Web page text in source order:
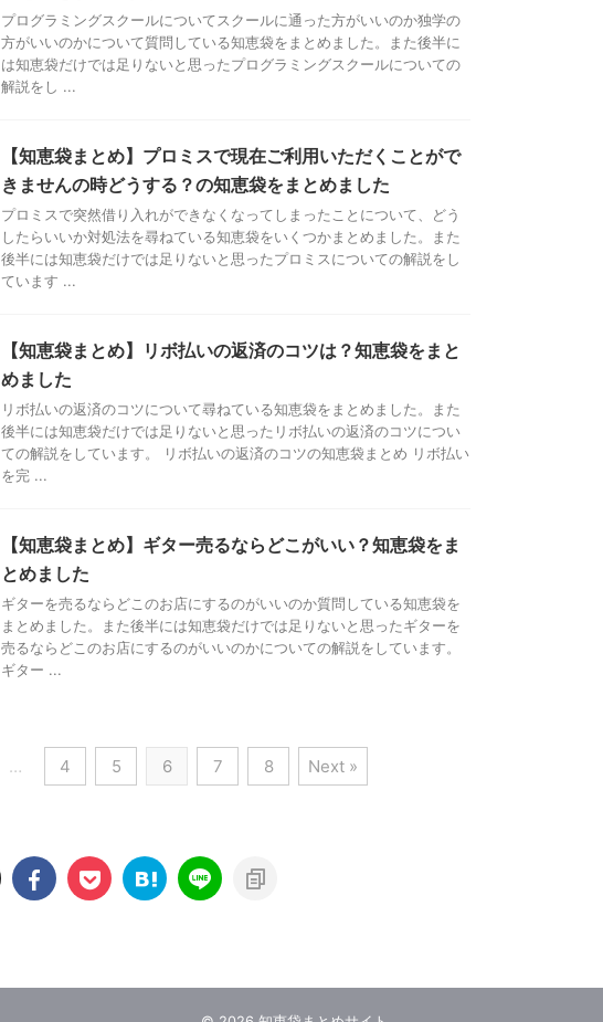
プログラミングスクールについてスクールに通った方がいいのか独学の
方がいいのかについて質問している知恵袋をまとめました。また後半に
は知恵袋だけでは足りないと思ったプログラミングスクールについての
解説をし ...
【知恵袋まとめ】プロミスで現在ご利用いただくことがで
きませんの時どうする？の知恵袋をまとめました
プロミスで突然借り入れができなくなってしまったことについて、どう
したらいいか対処法を尋ねている知恵袋をいくつかまとめました。また
後半には知恵袋だけでは足りないと思ったプロミスについての解説をし
ています ...
【知恵袋まとめ】リボ払いの返済のコツは？知恵袋をまと
めました
リボ払いの返済のコツについて尋ねている知恵袋をまとめました。また
後半には知恵袋だけでは足りないと思ったリボ払いの返済のコツについ
ての解説をしています。 リボ払いの返済のコツの知恵袋まとめ リボ払い
を完 ...
【知恵袋まとめ】ギター売るならどこがいい？知恵袋をま
とめました
ギターを売るならどこのお店にするのがいいのか質問している知恵袋を
まとめました。また後半には知恵袋だけでは足りないと思ったギターを
売るならどこのお店にするのがいいのかについての解説をしています。
ギター ...
… 4 5 6 7 8 Next »